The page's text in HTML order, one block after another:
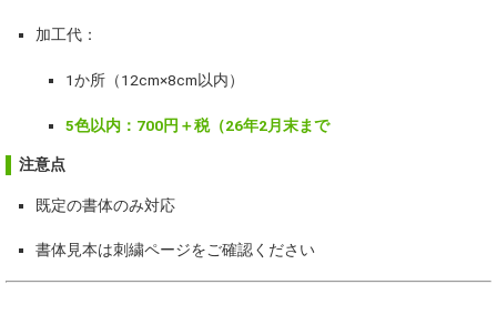
加工代：
1か所（12cm×8cm以内）
5色以内：700円＋税（26年2月末まで
注意点
既定の書体のみ対応
書体見本は刺繍ページをご確認ください